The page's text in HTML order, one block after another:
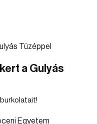
a Gulyás